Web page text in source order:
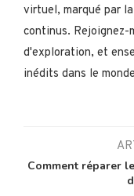
virtuel, marqué par
continus.
d'exploration, et
inédits dans le
Comment réparer